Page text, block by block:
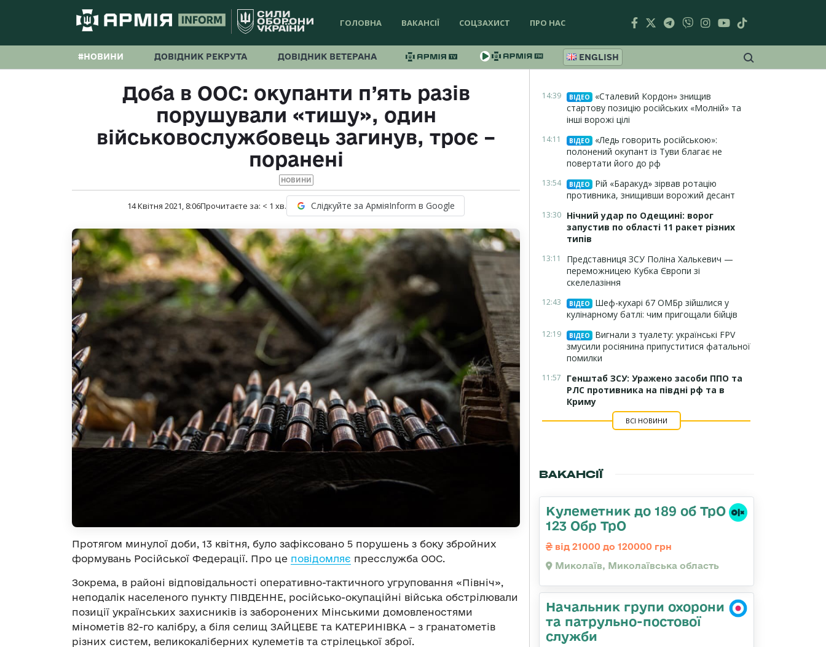
ГОЛОВНА ВАКАНСІЇ СОЦЗАХИСТ ПРО НАС
#НОВИНИ ДОВІДНИК РЕКРУТА ДОВІДНИК ВЕТЕРАНА ENGLISH
Доба в ООС: окупанти п’ять разів
порушували «тишу», один
військовослужбовець загинув, троє –
поранені
НОВИНИ
14 Квітня 2021, 8:06Прочитаєте за: < 1 хв. Слідкуйте за АрміяInform в Google
Протягом минулої доби, 13 квітня, було зафіксовано 5 порушень з боку збройних
формувань Російської Федерації. Про це повідомляє пресслужба ООС.
Зокрема, в районі відповідальності оперативно-тактичного угруповання «Північ»,
неподалік населеного пункту ПІВДЕННЕ, російсько-окупаційні війська обстрілювали
позиції українських захисників із заборонених Мінськими домовленостями
мінометів 82-го калібру, а біля селищ ЗАЙЦЕВЕ та КАТЕРИНІВКА – з гранатометів
різних систем, великокаліберних кулеметів та стрілецької зброї.
14:39 ВІДЕО
«Сталевий Кордон» знищив
стартову позицію російських «Молній» та
інші ворожі цілі
14:11 ВІДЕО
«Ледь говорить російською»:
полонений окупант із Туви благає не
повертати його до рф
13:54 ВІДЕО
Рій «Баракуд» зірвав ротацію
противника, знищивши ворожий десант
13:30 Нічний удар по Одещині: ворог
запустив по області 11 ракет різних
типів
13:11
Представниця ЗСУ Поліна Халькевич —
переможницею Кубка Європи зі
скелелазіння
12:43 ВІДЕО
Шеф-кухарі 67 ОМБр зійшлися у
кулінарному батлі: чим пригощали бійців
12:19 ВІДЕО
Вигнали з туалету: українські FPV
змусили росіянина припуститися фатальної
помилки
11:57
Генштаб ЗСУ: Уражено засоби ППО та
РЛС противника на півдні рф та в
Криму
ВСІ НОВИНИ
ВАКАНСІЇ
Кулеметник до 189 об ТрО
123 Обр ТрО
від 21000 до 120000 грн
Миколаїв, Миколаївська область
Начальник групи охорони
та патрульно-постової
служби